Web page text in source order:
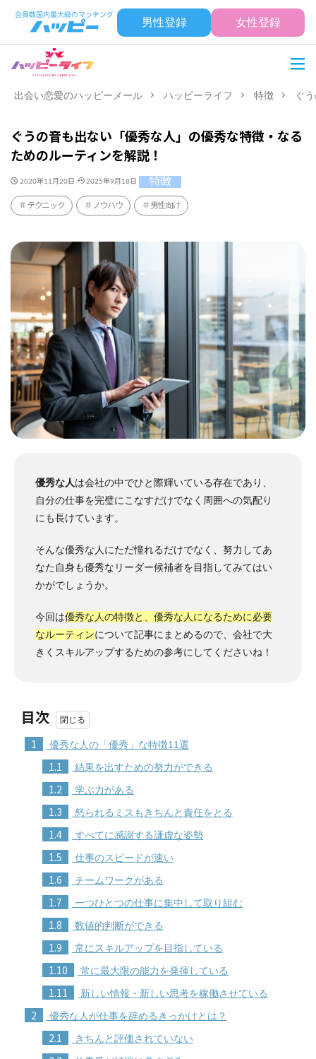
男性登録 女性登録
出会い恋愛のハッピーメール ハッピーライフ 特徴 ぐ
ぐうの音も出ない「優秀な人」の優秀な特徴・なる
ためのルーティンを解説！
2020年11月20日 2025年9月18日 特徴
テクニック ノウハウ 男性向け
優秀な人は会社の中でひと際輝いている存在であり、
自分の仕事を完璧にこなすだけでなく周囲への気配り
にも長けています。
そんな優秀な人にただ憧れるだけでなく、努力してあ
なた自身も優秀なリーダー候補者を目指してみてはい
かがでしょうか。
今回は優秀な人の特徴と、優秀な人になるために必要
なルーティンについて記事にまとめるので、会社で大
きくスキルアップするための参考にしてくださいね！
目次
1 優秀な人の「優秀」な特徴11選
1.1 結果を出すための努力ができる
1.2 学ぶ力がある
1.3 怒られるミスもきちんと責任をとる
1.4 すべてに感謝する謙虚な姿勢
1.5 仕事のスピードが速い
1.6 チームワークがある
1.7 一つひとつの仕事に集中して取り組む
1.8 数値的判断ができる
1.9 常にスキルアップを目指している
1.10 常に最大限の能力を発揮している
1.11 新しい情報・新しい思考を稼働させている
2 優秀な人が仕事を辞めるきっかけとは？
2.1 きちんと評価されていない